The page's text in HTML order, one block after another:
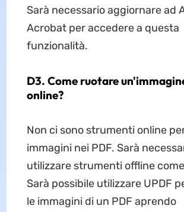
Sarà necessario aggiornare ad
Acrobat per accedere a questa
funzionalità.
D3. Come ruotare
online?
Non ci sono strumenti online
immagini nei PDF. Sarà
utilizzare strumenti offline
Sarà possibile utilizzare UPDF
le immagini di un PDF aprendo